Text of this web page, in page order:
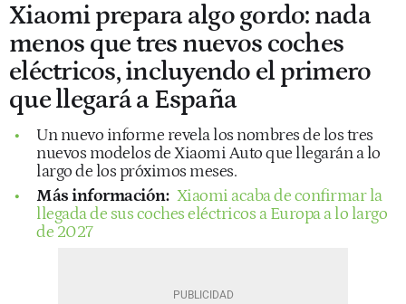
Xiaomi prepara algo gordo: nada
menos que tres nuevos coches
eléctricos, incluyendo el primero
que llegará a España
Un nuevo informe revela los nombres de los tres
nuevos modelos de Xiaomi Auto que llegarán a lo
largo de los próximos meses.
Más información: Xiaomi acaba de confirmar la
llegada de sus coches eléctricos a Europa a lo largo
de 2027